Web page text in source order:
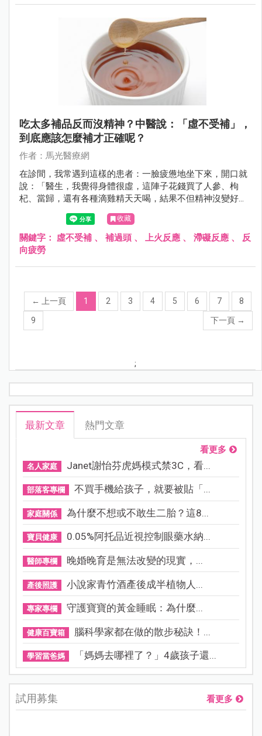
吃太多補品反而沒精神？中醫說：「虛不受補」，
到底應該怎麼補才正確呢？
作者：馬光醫療網
在診間，我常遇到這樣的患者：一臉疲憊地坐下來，開口就
說：「醫生，我覺得身體很虛，這陣子花錢買了人參、枸
杞、當歸，還有各種滴雞精天天喝，結果不但精神沒變好，
反而覺得身體更重、嘴巴破皮，甚至睡不著覺。是不是補錯
了？」其實，這通常不是補品的問題，而是您的身體「拒
絕」了這些補給。這在中醫裡有一個專有名詞，叫做——
「虛不受補」。
收藏
關鍵字： 虛不受補 、 補過頭 、 上火反應 、 滯礙反應 、 反
向疲勞
← 上一頁 1 2 3 4 5 6 7 8
9 下一頁 →
;
最新文章 熱門文章
看更多
名人家庭 Janet謝怡芬虎媽模式禁3C，看...
部落客專欄 不買手機給孩子，就要被貼「...
家庭關係 為什麼不想或不敢生二胎？這8...
寶貝健康 0.05%阿托品近視控制眼藥水納...
醫師專欄 晚婚晚育是無法改變的現實，...
產後照護 小說家青竹酒產後成半植物人...
專家專欄 守護寶寶的黃金睡眠：為什麼...
健康百寶箱 腦科學家都在做的散步秘訣！...
學習當爸媽 「媽媽去哪裡了？」4歲孩子還...
試用募集 看更多